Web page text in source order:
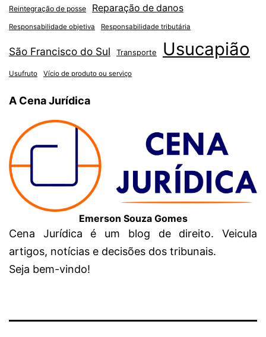
Reintegração de posse Reparação de danos
Responsabilidade objetiva Responsabilidade tributária
São Francisco do Sul Transporte Usucapião
Usufruto Vício de produto ou serviço
A Cena Jurídica
Emerson Souza Gomes
Cena Jurídica é um blog de direito. Veicula
artigos, notícias e decisões dos tribunais.
Seja bem-vindo!